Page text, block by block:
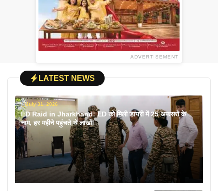
ADVERTISEMENT
LATEST NEWS
July 31, 2026
ED Raid in Jharkhand: ED को मिली डायरी में 25 अफसरों के
नाम, हर महीने पहुंचते थे लाखों!